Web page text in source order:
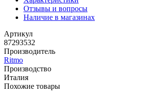
Отзывы и вопросы
Наличие в магазинах
Артикул
87293532
Производитель
Ritmo
Производство
Италия
Похожие товары